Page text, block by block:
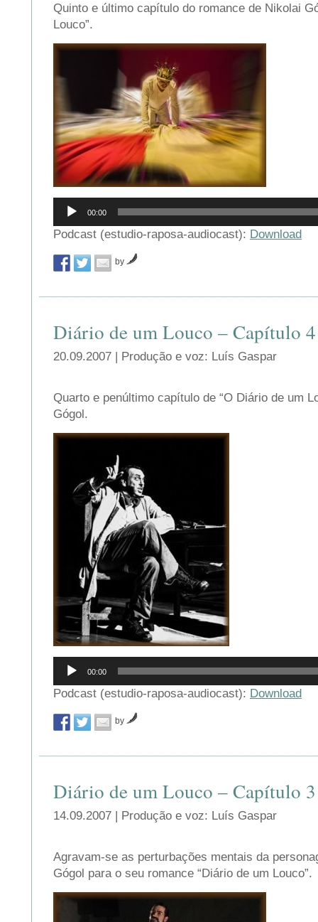
Quinto e último capítulo do romance de Nikolai
Louco”.
Reprodutor
áudio
00:00
Podcast (estudio-raposa-audiocast): Download
by
Diário de um Louco – Capítulo 4
20.09.2007 | Produção e voz: Luís Gaspar
Quarto e penúltimo capítulo de “O Diário de um
Gógol.
Reprodutor
áudio
00:00
Podcast (estudio-raposa-audiocast): Download
by
Diário de um Louco – Capítulo 3
14.09.2007 | Produção e voz: Luís Gaspar
Agravam-se as perturbações mentais da
Gógol para o seu romance “Diário de um Louco”.